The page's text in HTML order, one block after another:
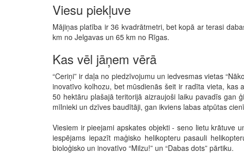
Viesu piekļuve
Mājiņas platība ir 36 kvadrātmetri, bet kopā ar terasi
km no Jelgavas un 65 km no Rīgas.
Kas vēl jāņem vērā
“Ceriņi” ir daļa no piedzīvojumu un iedvesmas vietas
inovatīvo kolhozu, bet mūsdienās šeit ir radīta vieta, kas
50 hektāru plašajā teritorijā aizraujoši laiku pavadīs gan
mīlnieki un dzīves baudītāji, gan ikviens labas atpūtas
Viesiem ir pieejami apskates objekti - seno lietu krātuve
iespējams iepazīt maģisko helikopteru pasauli
bioloģisko un inovatīvo “Milzu!” un “Dabas dots” pārtiku.